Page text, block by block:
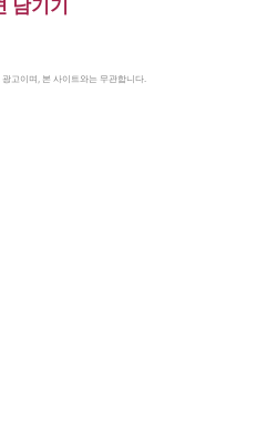
남기기
고이며, 본 사이트와는 무관합니다.